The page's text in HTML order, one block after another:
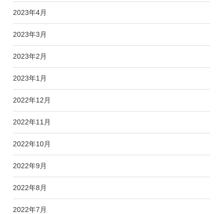
2023年4月
2023年3月
2023年2月
2023年1月
2022年12月
2022年11月
2022年10月
2022年9月
2022年8月
2022年7月